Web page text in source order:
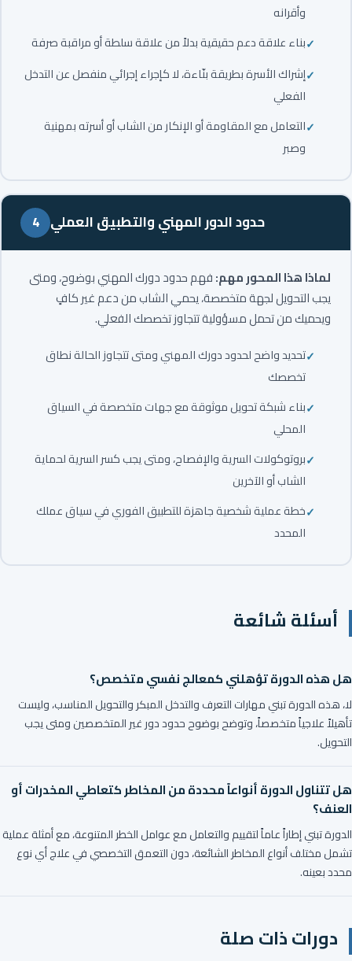
وأقرانه
بناء علاقة دعم حقيقية بدلاً من علاقة سلطة أو مراقبة صرفة
إشراك الأسرة بطريقة بنّاءة، لا كإجراء إجرائي منفصل عن التدخل
الفعلي
التعامل مع المقاومة أو الإنكار من الشاب أو أسرته بمهنية
وصبر
4 حدود الدور المهني والتطبيق العملي
لماذا هذا المحور مهم:فهم حدود دورك المهني بوضوح، ومتى
يجب التحويل لجهة متخصصة، يحمي الشاب من دعم غير كافٍ
ويحميك من تحمل مسؤولية تتجاوز تخصصك الفعلي.
تحديد واضح لحدود دورك المهني ومتى تتجاوز الحالة نطاق
تخصصك
بناء شبكة تحويل موثوقة مع جهات متخصصة في السياق
المحلي
بروتوكولات السرية والإفصاح، ومتى يجب كسر السرية لحماية
الشاب أو الآخرين
خطة عملية شخصية جاهزة للتطبيق الفوري في سياق عملك
المحدد
أسئلة شائعة
هل هذه الدورة تؤهلني كمعالج نفسي متخصص؟
لا، هذه الدورة تبني مهارات التعرف والتدخل المبكر والتحويل المناسب، وليست
تأهيلاً علاجياً متخصصاً، وتوضح بوضوح حدود دور غير المتخصصين ومتى يجب
التحويل.
هل تتناول الدورة أنواعاً محددة من المخاطر كتعاطي المخدرات أو
العنف؟
الدورة تبني إطاراً عاماً لتقييم والتعامل مع عوامل الخطر المتنوعة، مع أمثلة عملية
تشمل مختلف أنواع المخاطر الشائعة، دون التعمق التخصصي في علاج أي نوع
محدد بعينه.
دورات ذات صلة